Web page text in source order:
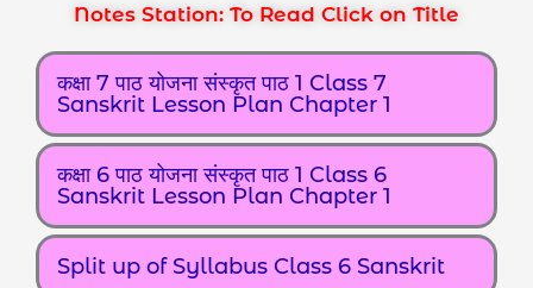
Notes Station: To Read Click on Title
कक्षा 7 पाठ योजना संस्कृत पाठ 1 Class 7
Sanskrit Lesson Plan Chapter 1
कक्षा 6 पाठ योजना संस्कृत पाठ 1 Class 6
Sanskrit Lesson Plan Chapter 1
Split up of Syllabus Class 6 Sanskrit